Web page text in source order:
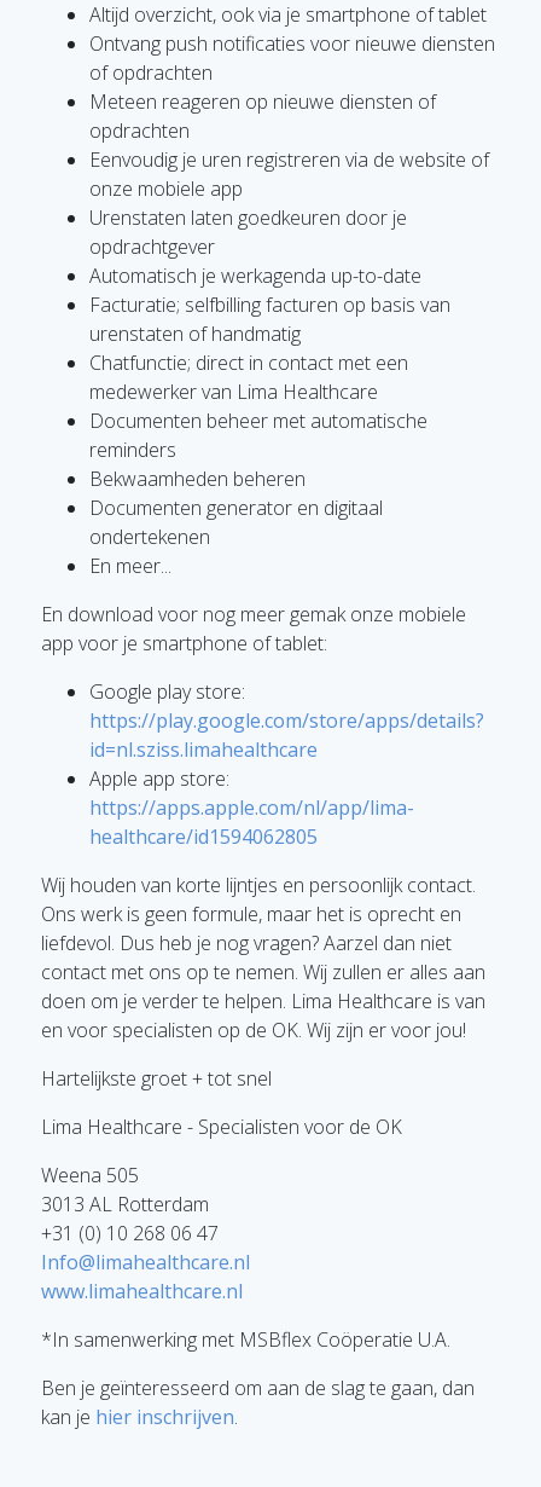
Altijd overzicht, ook via je smartphone of tablet
Ontvang push notificaties voor nieuwe diensten
of opdrachten
Meteen reageren op nieuwe diensten of
opdrachten
Eenvoudig je uren registreren via de website of
onze mobiele app
Urenstaten laten goedkeuren door je
opdrachtgever
Automatisch je werkagenda up-to-date
Facturatie; selfbilling facturen op basis van
urenstaten of handmatig
Chatfunctie; direct in contact met een
medewerker van Lima Healthcare
Documenten beheer met automatische
reminders
Bekwaamheden beheren
Documenten generator en digitaal
ondertekenen
En meer...
En download voor nog meer gemak onze mobiele
app voor je smartphone of tablet:
Google play store:
https://play.google.com/store/apps/details?
id=nl.sziss.limahealthcare
Apple app store:
https://apps.apple.com/nl/app/lima-
healthcare/id1594062805
Wij houden van korte lijntjes en persoonlijk contact.
Ons werk is geen formule, maar het is oprecht en
liefdevol. Dus heb je nog vragen? Aarzel dan niet
contact met ons op te nemen. Wij zullen er alles aan
doen om je verder te helpen. Lima Healthcare is van
en voor specialisten op de OK. Wij zijn er voor jou!
Hartelijkste groet + tot snel
Lima Healthcare - Specialisten voor de OK
Weena 505
3013 AL Rotterdam
+31 (0) 10 268 06 47
Info@limahealthcare.nl
www.limahealthcare.nl
*In samenwerking met MSBflex Coöperatie U.A.
Ben je geïnteresseerd om aan de slag te gaan, dan
kan je hier inschrijven.